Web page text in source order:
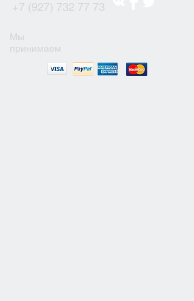
+7 (927) 732 77 73
Мы
принимаем